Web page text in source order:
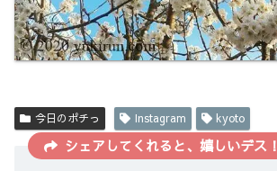
今日のポチっ Instagram kyoto
シェアしてくれると、嬉しいデス！